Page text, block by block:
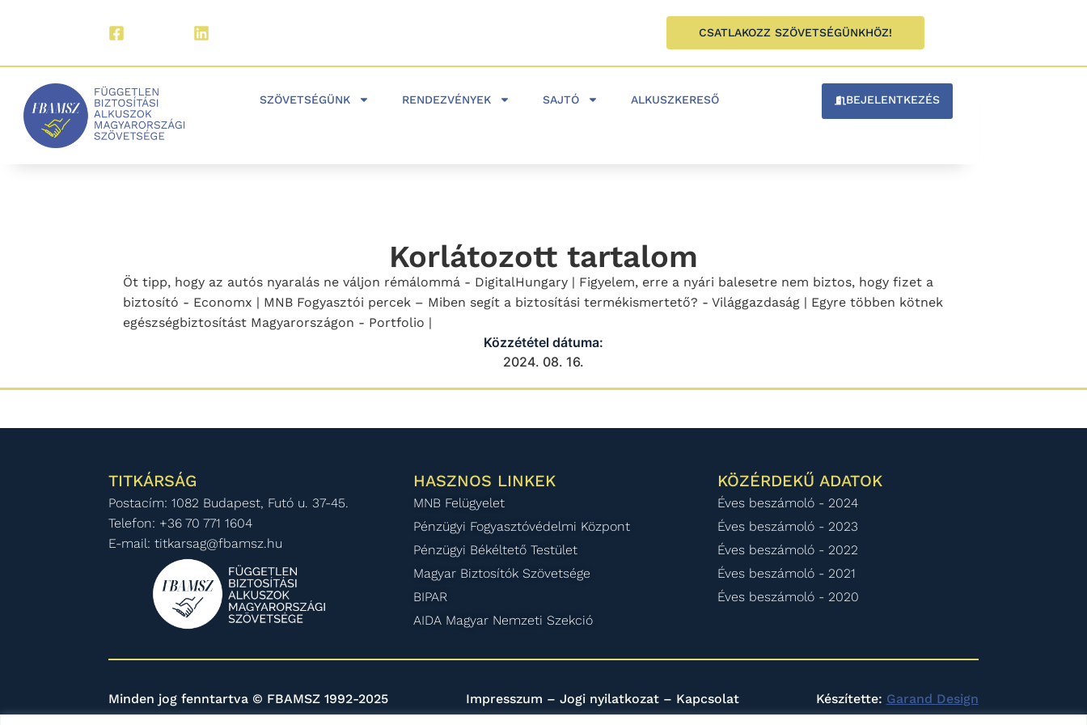
CSATLAKOZZ SZÖVETSÉGÜNKHÖZ!
SZÖVETSÉGÜNK RENDEZVÉNYEK SAJTÓ ALKUSZKERESŐ BEJELENTKEZÉS
Korlátozott tartalom
Öt tipp, hogy az autós nyaralás ne váljon rémálommá - DigitalHungary | Figyelem, erre a nyári balesetre nem biztos, hogy fizet a
biztosító - Economx | MNB Fogyasztói percek – Miben segít a biztosítási termékismertető? - Világgazdaság | Egyre többen kötnek
egészségbiztosítást Magyarországon - Portfolio |
Közzététel dátuma:
2024. 08. 16.
TITKÁRSÁG
Postacím: 1082 Budapest, Futó u. 37-45.
Telefon: +36 70 771 1604
E-mail: titkarsag@fbamsz.hu
HASZNOS LINKEK
MNB Felügyelet
Pénzügyi Fogyasztóvédelmi Központ
Pénzügyi Békéltető Testület
Magyar Biztosítók Szövetsége
BIPAR
AIDA Magyar Nemzeti Szekció
KÖZÉRDEKŰ ADATOK
Éves beszámoló - 2024
Éves beszámoló - 2023
Éves beszámoló - 2022
Éves beszámoló - 2021
Éves beszámoló - 2020
Minden jog fenntartva © FBAMSZ 1992-2025 Impresszum – Jogi nyilatkozat– Kapcsolat Készítette: Garand Design